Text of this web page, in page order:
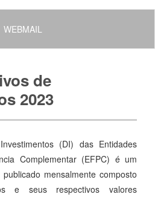
WEBMAIL
de
2023
(DI) das Entidades
Complementar (EFPC) é um
mensalmente composto
e seus respectivos valores